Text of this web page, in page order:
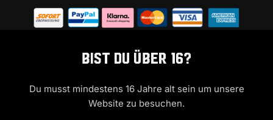
Bist Du über 16?
Du musst mindestens 16 Jahre alt sein um unsere
Website zu besuchen.